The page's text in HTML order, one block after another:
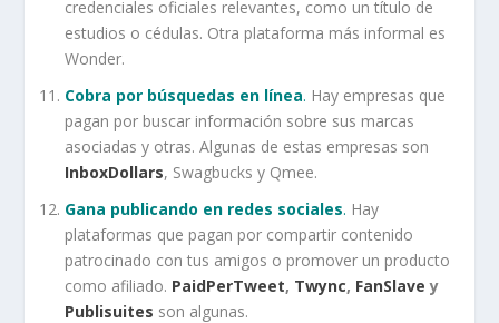
credenciales oficiales relevantes, como un título de
estudios o cédulas. Otra plataforma más informal es
Wonder.
Cobra por búsquedas en línea. Hay empresas que
pagan por buscar información sobre sus marcas
asociadas y otras. Algunas de estas empresas son
InboxDollars, Swagbucks y Qmee.
Gana publicando en redes sociales. Hay
plataformas que pagan por compartir contenido
patrocinado con tus amigos o promover un producto
como afiliado. PaidPerTweet, Twync, FanSlave y
Publisuites son algunas.